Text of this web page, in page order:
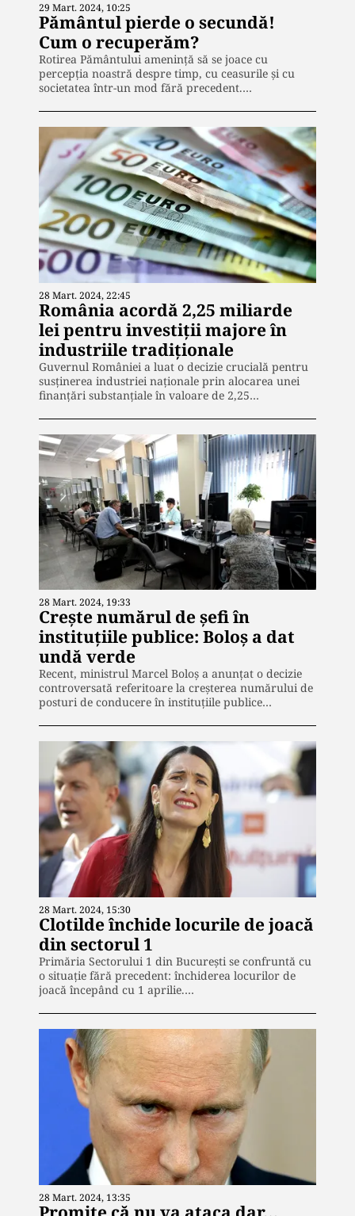
29 Mart. 2024, 10:25
Pământul pierde o secundă!
Cum o recuperăm?
Rotirea Pământului amenință să se joace cu
percepția noastră despre timp, cu ceasurile și cu
societatea într-un mod fără precedent.…
28 Mart. 2024, 22:45
România acordă 2,25 miliarde
lei pentru investiții majore în
industriile tradiționale
Guvernul României a luat o decizie crucială pentru
susținerea industriei naționale prin alocarea unei
finanțări substanțiale în valoare de 2,25…
28 Mart. 2024, 19:33
Crește numărul de șefi în
instituțiile publice: Boloș a dat
undă verde
Recent, ministrul Marcel Boloș a anunțat o decizie
controversată referitoare la creșterea numărului de
posturi de conducere în instituțiile publice…
28 Mart. 2024, 15:30
Clotilde închide locurile de joacă
din sectorul 1
Primăria Sectorului 1 din București se confruntă cu
o situație fără precedent: închiderea locurilor de
joacă începând cu 1 aprilie.…
28 Mart. 2024, 13:35